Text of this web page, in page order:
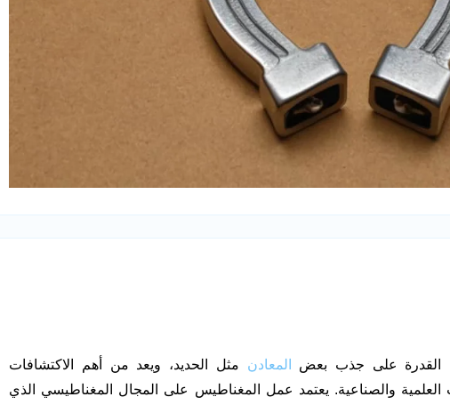
القدرة على جذب بعض المعادن مثل الحديد، ويعد من أهم الاكتشافات
العلمية والصناعية. يعتمد عمل المغناطيس على المجال المغناطيسي الذي